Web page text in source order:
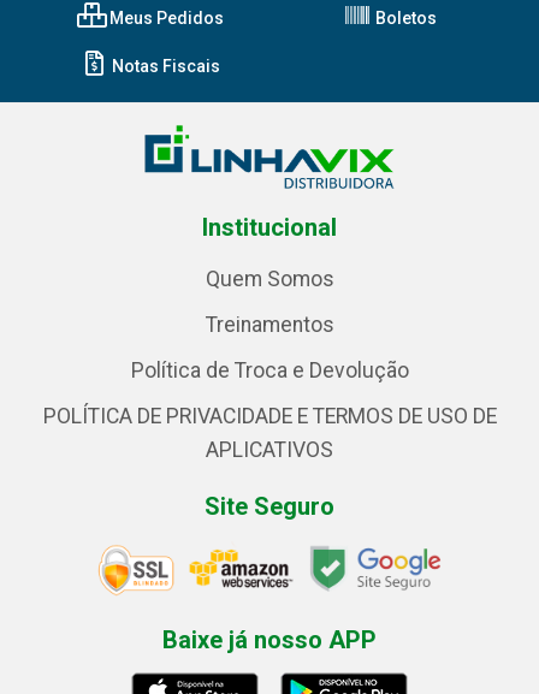
Meus Pedidos Boletos
Notas Fiscais
Institucional
Quem Somos
Treinamentos
Política de Troca e Devolução
POLÍTICA DE PRIVACIDADE E TERMOS DE USO DE
APLICATIVOS
Site Seguro
Baixe já nosso APP